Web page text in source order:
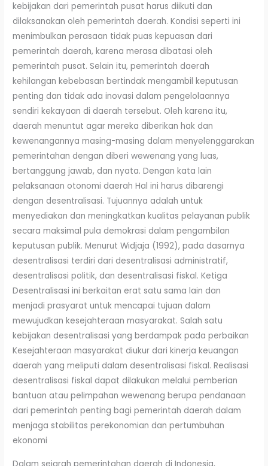
kebijakan dari pemerintah pusat harus diikuti dan
dilaksanakan oleh pemerintah daerah. Kondisi seperti ini
menimbulkan perasaan tidak puas kepuasan dari
pemerintah daerah, karena merasa dibatasi oleh
pemerintah pusat. Selain itu, pemerintah daerah
kehilangan kebebasan bertindak mengambil keputusan
penting dan tidak ada inovasi dalam pengelolaannya
sendiri kekayaan di daerah tersebut. Oleh karena itu,
daerah menuntut agar mereka diberikan hak dan
kewenangannya masing-masing dalam menyelenggarakan
pemerintahan dengan diberi wewenang yang luas,
bertanggung jawab, dan nyata. Dengan kata lain
pelaksanaan otonomi daerah Hal ini harus dibarengi
dengan desentralisasi. Tujuannya adalah untuk
menyediakan dan meningkatkan kualitas pelayanan publik
secara maksimal pula demokrasi dalam pengambilan
keputusan publik. Menurut Widjaja (1992), pada dasarnya
desentralisasi terdiri dari desentralisasi administratif,
desentralisasi politik, dan desentralisasi fiskal. Ketiga
Desentralisasi ini berkaitan erat satu sama lain dan
menjadi prasyarat untuk mencapai tujuan dalam
mewujudkan kesejahteraan masyarakat. Salah satu
kebijakan desentralisasi yang berdampak pada perbaikan
Kesejahteraan masyarakat diukur dari kinerja keuangan
daerah yang meliputi dalam desentralisasi fiskal. Realisasi
desentralisasi fiskal dapat dilakukan melalui pemberian
bantuan atau pelimpahan wewenang berupa pendanaan
dari pemerintah penting bagi pemerintah daerah dalam
menjaga stabilitas perekonomian dan pertumbuhan
ekonomi